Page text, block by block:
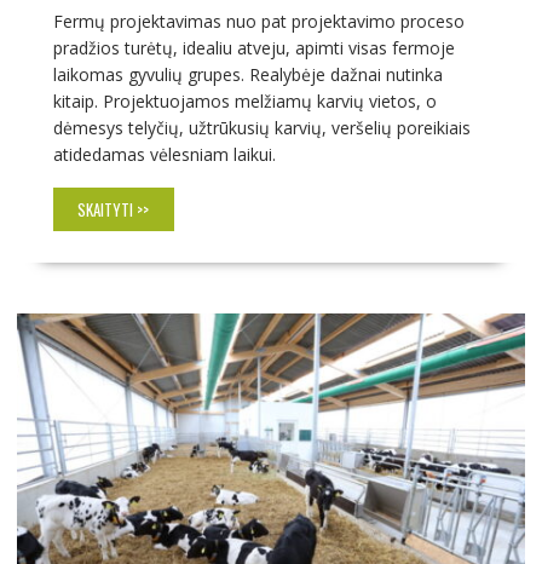
Fermų projektavimas nuo pat projektavimo proceso
pradžios turėtų, idealiu atveju, apimti visas fermoje
laikomas gyvulių grupes. Realybėje dažnai nutinka
kitaip. Projektuojamos melžiamų karvių vietos, o
dėmesys telyčių, užtrūkusių karvių, veršelių poreikiais
atidedamas vėlesniam laikui.
SKAITYTI >>